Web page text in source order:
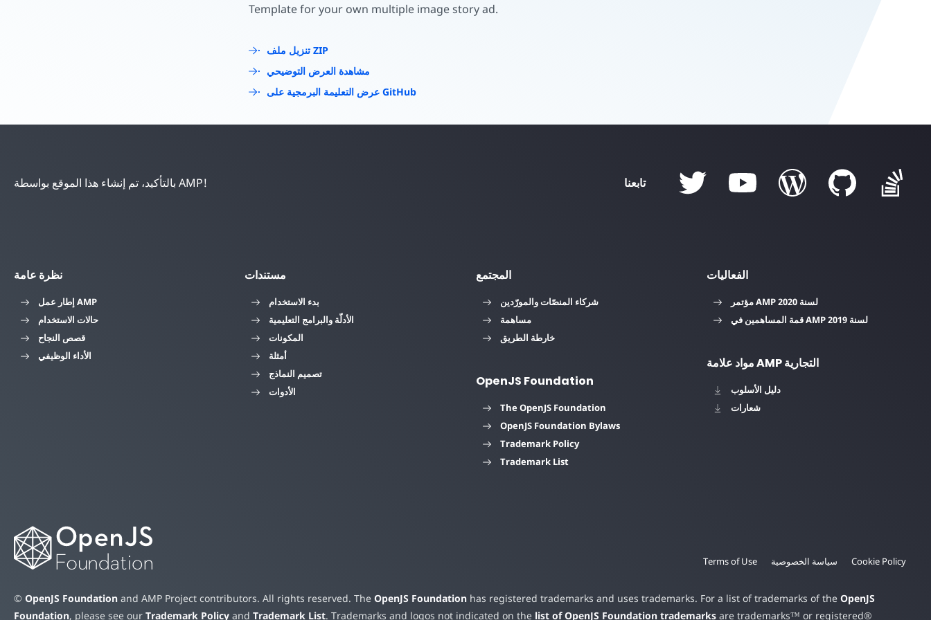
Template for your own multiple image story ad.
تنزيل ملف ZIP
مشاهدة العرض التوضيحي
عرض التعليمة البرمجية على GitHub
بالتأكيد، تم إنشاء هذا الموقع بواسطة AMP! تابعنا
نظرة عامة
إطار عمل AMP
حالات الاستخدام
قصص النجاح
الأداء الوظيفي
مستندات
بدء الاستخدام
الأدلّة والبرامج التعليمية
المكونات
أمثلة
تصميم النماذج
الأدوات
المجتمع
شركاء المنصّات والمورّدين
مساهمة
خارطة الطريق
OpenJS Foundation
The OpenJS Foundation
OpenJS Foundation Bylaws
Trademark Policy
Trademark List
الفعاليات
مؤتمر AMP لسنة 2020
قمة المساهمين في AMP لسنة 2019
مواد علامة AMP التجارية
دليل الأسلوب
شعارات
Terms of Use سياسة الخصوصية Cookie Policy
© OpenJS Foundation and AMP Project contributors. All rights reserved. The OpenJS Foundation has registered trademarks and uses trademarks. For a list of trademarks of the OpenJS
Foundation, please see our Trademark Policy and Trademark List. Trademarks and logos not indicated on the list of OpenJS Foundation trademarks are trademarks™ or registered®